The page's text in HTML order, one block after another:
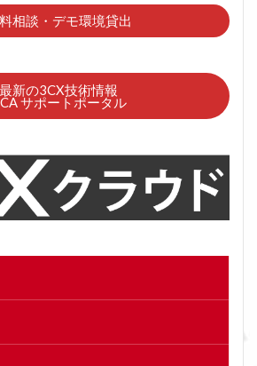
相談・デモ環境貸出
最新の3CX技術情報
サポートポータル